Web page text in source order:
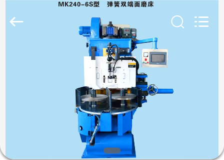
Spring
Machinery